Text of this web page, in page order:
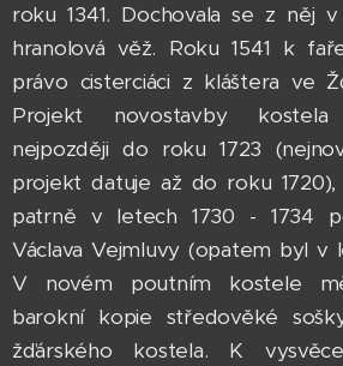
roku 1341. Dochovala se z něj
hranolová věž. Roku 1541 k
právo cisterciáci z kláštera ve
Projekt novostavby
nejpozději do roku 1723
projekt datuje až do roku 1720),
patrně v letech 1730 - 1734
Václava Vejmluvy (opatem byl v
V novém poutním kostele
barokní kopie středověké
žďárského kostela. K